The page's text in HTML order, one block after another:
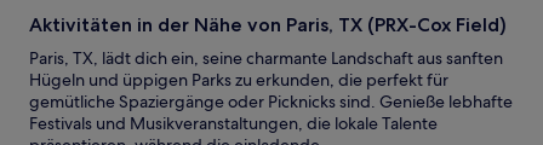
f
n
e
t
e
F
e
n
s
Aktivitäten in der Nähe von Paris, TX (PRX-Cox Field)
Paris, TX, lädt dich ein, seine charmante Landschaft aus sanften
Hügeln und üppigen Parks zu erkunden, die perfekt für
gemütliche Spaziergänge oder Picknicks sind. Genieße lebhafte
Festivals und Musikveranstaltungen, die lokale Talente